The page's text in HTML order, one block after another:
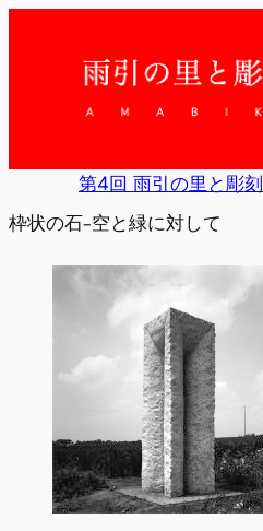
第4回 雨引の里と彫刻
枠状の石-空と緑に対して